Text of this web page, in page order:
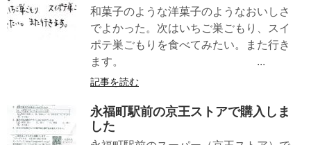
和菓子のような洋菓子のようなおいしさ
でよかった。次はいちご巣ごもり、スイ
ポテ巣ごもりを食べてみたい。また行き
ます。 ...
記事を読む
永福町駅前の京王ストアで購入しま
した